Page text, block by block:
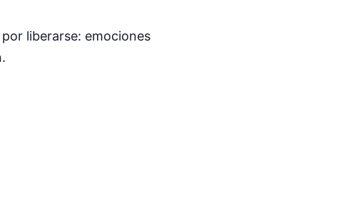
liberarse: emociones